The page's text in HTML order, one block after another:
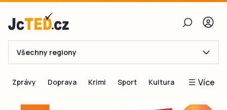
E-mail
Všechny regiony
Zprávy Doprava Krimi Sport Kultura Více